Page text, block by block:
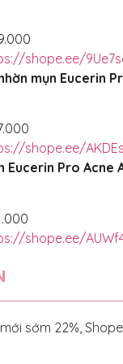
shope.ee/
mụn Eucerin
shope.ee/
Eucerin Pro
shope.ee/